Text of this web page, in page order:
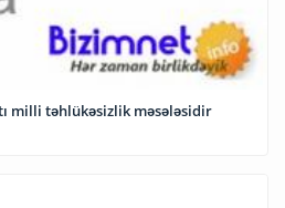
Milli domenlərin qeydiyyatı milli təhlükəsizlik məsələsidir